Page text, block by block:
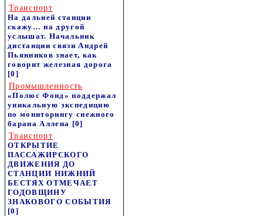
Транспорт
На дальней станции
скажу… на другой
услышат. Начальник
дистанции связи Андрей
Пьянников знает, как
говорит железная дорога
[0]
Промышленность
«Полюс Фонд» поддержал
уникальную экспедицию
по мониторингу снежного
барана Аллена [0]
Транспорт
ОТКРЫТИЕ
ПАССАЖИРСКОГО
ДВИЖЕНИЯ ДО
СТАНЦИИ НИЖНИЙ
БЕСТЯХ ОТМЕЧАЕТ
ГОДОВЩИНУ
ЗНАКОВОГО СОБЫТИЯ
[0]